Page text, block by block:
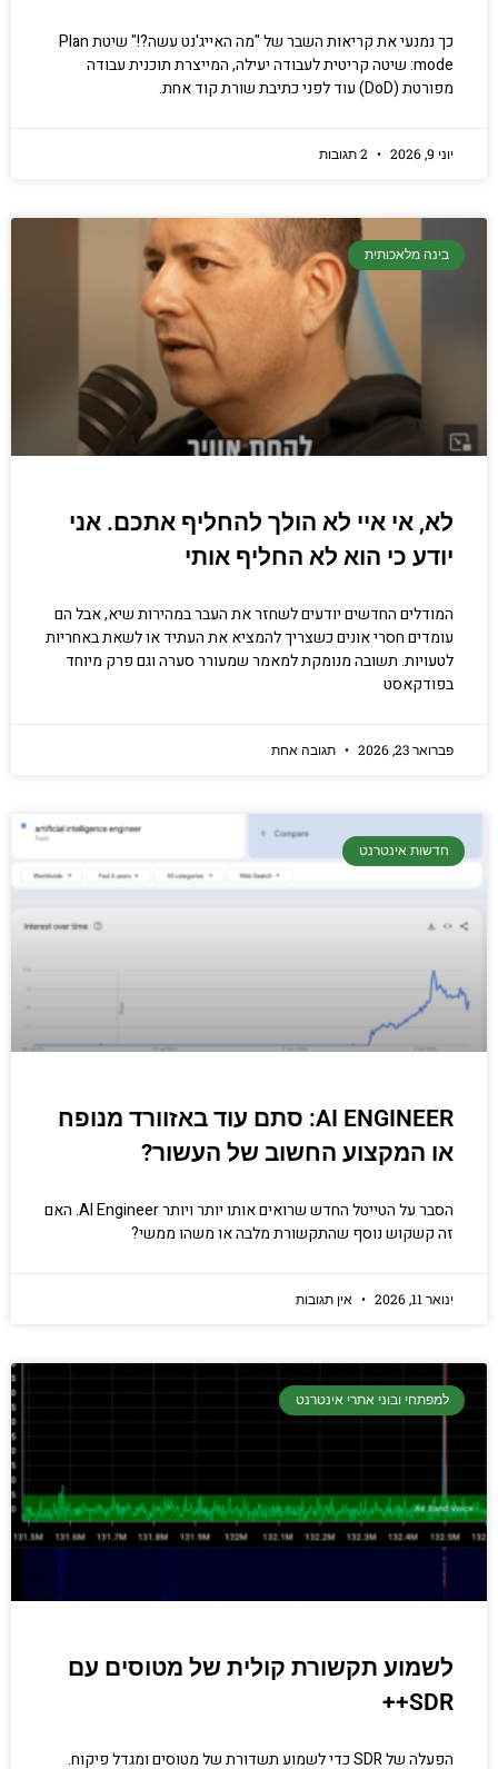
כך נמנעי את קריאות השבר של "מה האייג'נט עשה?!" שיטת Plan
mode: שיטה קריטית לעבודה יעילה, המייצרת תוכנית עבודה
מפורטת (DoD) עוד לפני כתיבת שורת קוד אחת.
יוני 9, 2026
בינה מלאכותית
לא, אי איי לא הולך להחליף אתכם. אני
יודע כי הוא לא החליף אותי
המודלים החדשים יודעים לשחזר את העבר במהירות שיא, אבל הם
עומדים חסרי אונים כשצריך להמציא את העתיד או לשאת באחריות
לטעויות. תשובה מנומקת למאמר שמעורר סערה וגם פרק מיוחד
בפודקאסט
פברואר 23, 2026 תגובה אחת
חדשות אינטרנט
AI ENGINEER: סתם עוד באזוורד מנופח
או המקצוע החשוב של העשור?
הסבר על הטייטל החדש שרואים אותו יותר ויותר AI Engineer. האם
זה קשקוש נוסף שהתקשורת מלבה או משהו ממשי?
ינואר 11, 2026 אין תגובות
למפתחי ובוני אתרי אינטרנט
לשמוע תקשורת קולית של מטוסים עם
SDR++
הפעלה של SDR כדי לשמוע תשדורת של מטוסים ומגדל פיקוח.